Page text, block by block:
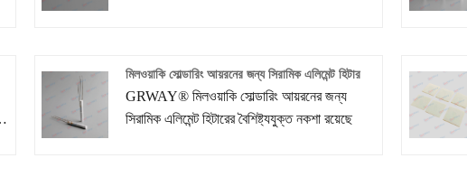
ছাড়াও, আমরা আমাদের নিজস্ব R-এর সহায়তায়
গ্রাহকদের অঙ্কন বা নমুনা অনুসারে গ্রাহকদের বিভিন্ন
চাহিদা মেটাতে কাস্টমাইজড গরম করার উপাদান সমাধান
মিলওয়াকি সোল্ডারিং আয়রনের জন্য সিরামিক এলিমেন্ট হিটার
GRWAY® মিলওয়াকি সোল্ডারিং আয়রনের জন্য
সিরামিক এলিমেন্ট হিটারের বৈশিষ্ট্যযুক্ত নকশা রয়েছে